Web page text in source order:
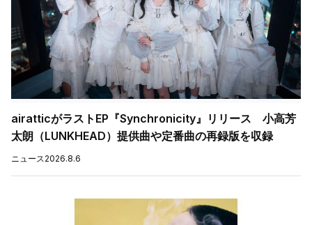
airatticがラストEP『Synchronicity』リリース 小高芳
太朗（LUNKHEAD）提供曲や定番曲の再録版を収録
ニュース2026.8.6